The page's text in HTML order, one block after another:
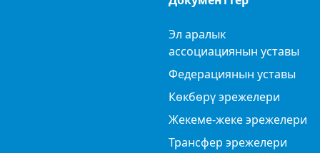
Эл аралык
ассоциациянын уставы
Федерациянын уставы
Көкбөрү эрежелери
Жекеме-жеке эрежелери
Трансфер эрежелери